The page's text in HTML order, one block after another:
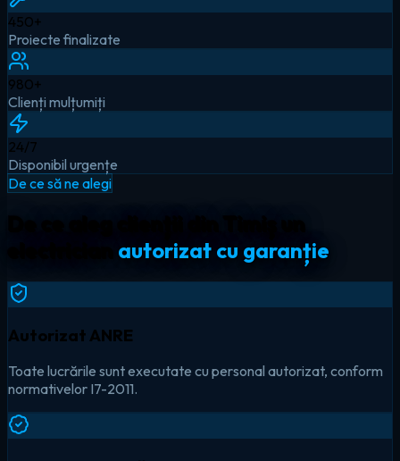
450+
Proiecte finalizate
980+
Clienți mulțumiți
24/7
Disponibil urgențe
De ce să ne alegi
autorizat cu garanție
Autorizat ANRE
Toate lucrările sunt executate cu personal autorizat, conform
normativelor I7-2011.